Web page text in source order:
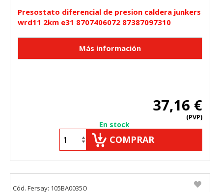
Presostato diferencial de presion caldera junkers
wrd11 2km e31 8707406072 87387097310
37,16 €
(PVP)
En stock
COMPRAR
Cód. Fersay: 105BA0035O